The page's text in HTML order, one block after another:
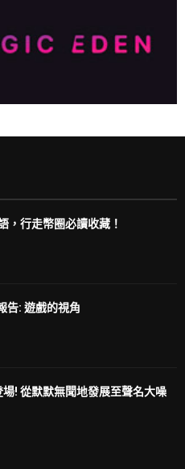
，行走幣圈必讀收藏！
告: 遊戲的視角
! 從默默無聞地發展至聲名大噪